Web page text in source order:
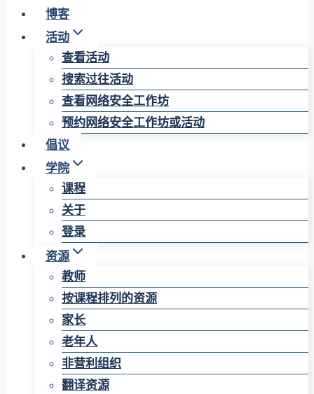
博客
活动
查看活动
搜索过往活动
查看网络安全工作坊
预约网络安全工作坊或活动
倡议
学院
课程
关于
登录
资源
教师
按课程排列的资源
家长
老年人
非营利组织
翻译资源